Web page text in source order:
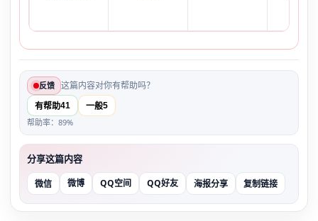
反馈 这篇内容对你有帮助吗？
有帮助41 一般5
帮助率：89%
分享这篇内容
微信 微博 QQ空间 QQ好友 海报分享 复制链接